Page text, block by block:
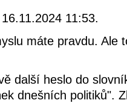
11:53.
máte pravdu. Ale
další heslo do
dnešních politiků".